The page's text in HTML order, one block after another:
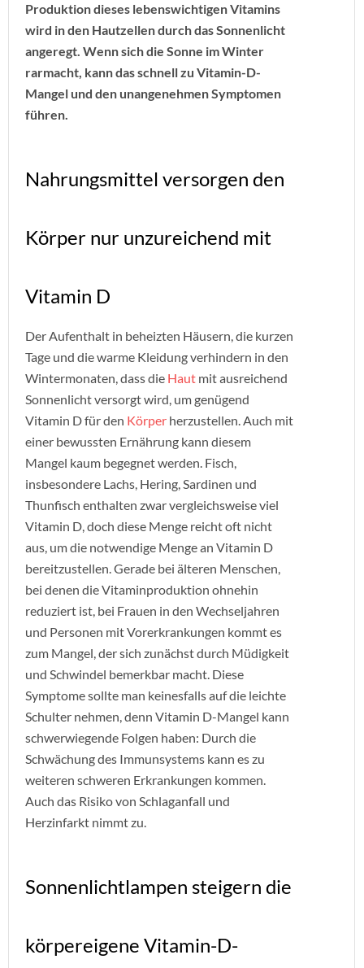
Produktion dieses lebenswichtigen Vitamins
wird in den Hautzellen durch das Sonnenlicht
angeregt. Wenn sich die Sonne im Winter
rarmacht, kann das schnell zu Vitamin-D-
Mangel und den unangenehmen Symptomen
führen.
Nahrungsmittel versorgen den
Körper nur unzureichend mit
Vitamin D
Der Aufenthalt in beheizten Häusern, die kurzen
Tage und die warme Kleidung verhindern in den
Wintermonaten, dass die Haut mit ausreichend
Sonnenlicht versorgt wird, um genügend
Vitamin D für den Körper herzustellen. Auch mit
einer bewussten Ernährung kann diesem
Mangel kaum begegnet werden. Fisch,
insbesondere Lachs, Hering, Sardinen und
Thunfisch enthalten zwar vergleichsweise viel
Vitamin D, doch diese Menge reicht oft nicht
aus, um die notwendige Menge an Vitamin D
bereitzustellen. Gerade bei älteren Menschen,
bei denen die Vitaminproduktion ohnehin
reduziert ist, bei Frauen in den Wechseljahren
und Personen mit Vorerkrankungen kommt es
zum Mangel, der sich zunächst durch Müdigkeit
und Schwindel bemerkbar macht. Diese
Symptome sollte man keinesfalls auf die leichte
Schulter nehmen, denn Vitamin D-Mangel kann
schwerwiegende Folgen haben: Durch die
Schwächung des Immunsystems kann es zu
weiteren schweren Erkrankungen kommen.
Auch das Risiko von Schlaganfall und
Herzinfarkt nimmt zu.
Sonnenlichtlampen steigern die
körpereigene Vitamin-D-